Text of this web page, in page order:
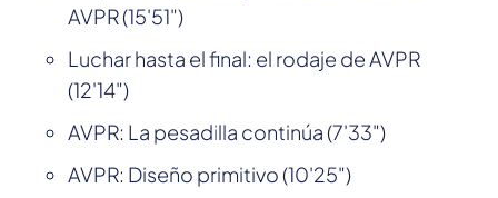
AVPR (15'51")
Luchar hasta el final: el rodaje de AVPR
(12'14")
AVPR: La pesadilla continúa (7'33")
AVPR: Diseño primitivo (10'25")